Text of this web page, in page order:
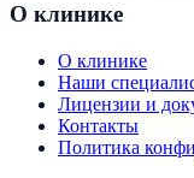
О клинике
О клинике
Наши
Лицензии и
Контакты
Политика